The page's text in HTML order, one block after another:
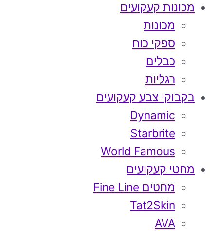
מכונות קעקועים
מכונות
ספקי כוח
כבלים
רגליות
בקבוקי צבע קעקועים
Dynamic
Starbrite
World Famous
מחטי קעקועים
מחטים Fine Line
Tat2Skin
AVA